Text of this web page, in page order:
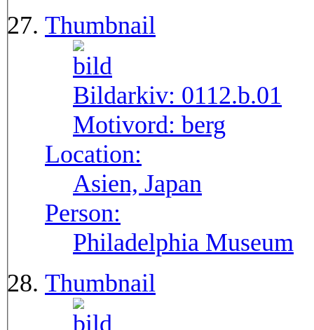
Thumbnail
Bildarkiv: 0112.b.01
Motivord: berg
Location:
Asien, Japan
Person:
Philadelphia Museum
Thumbnail